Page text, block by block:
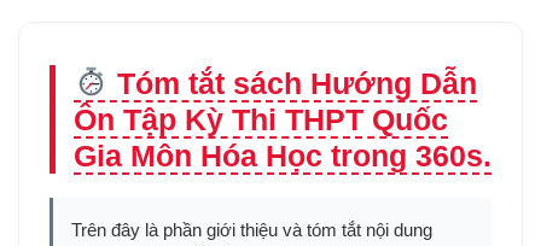
Tóm tắt sách Hướng Dẫn
Ôn Tập Kỳ Thi THPT Quốc
Gia Môn Hóa Học trong 360s.
Trên đây là phần giới thiệu và tóm tắt nội dung